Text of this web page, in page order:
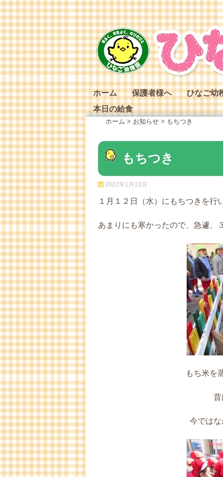
Skip
to
content
ホーム 保護者様へ
ひなご幼
ひなご幼
ひなご幼
ひなご幼
本日の給食
ホーム > お知らせ > もちつき
もちつき
2022年1月13日
１月１２日（水）にもちつきを行
あまりにも寒かったので、急遽、
もち米を
昔
今では